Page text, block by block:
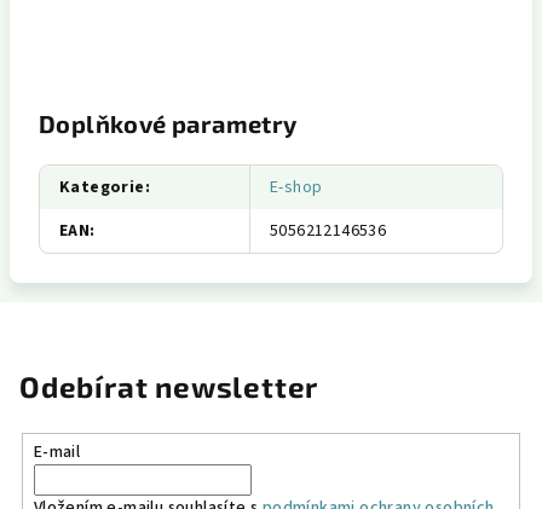
Doplňkové parametry
Kategorie:
E-shop
EAN: 5056212146536
Odebírat newsletter
E-mail